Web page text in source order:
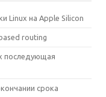
Linux на Apple Silicon
routing
последующая
срока